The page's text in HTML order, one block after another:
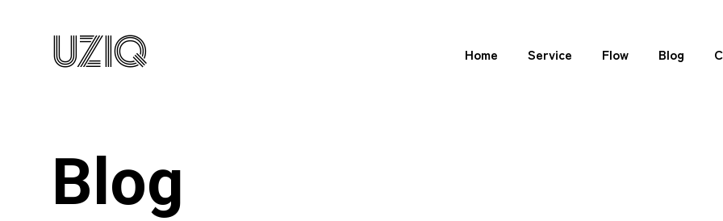
UZIQ Home Service Flow Blog
Blog